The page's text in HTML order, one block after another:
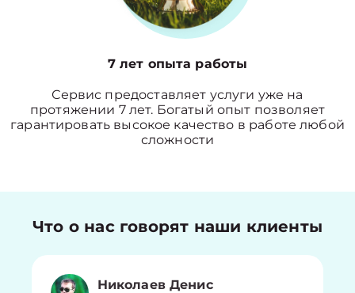
7 лет опыта работы
Сервис предоставляет услуги уже на
протяжении 7 лет. Богатый опыт позволяет
гарантировать высокое качество в работе любой
сложности
Что о нас говорят наши клиенты
Николаев Денис